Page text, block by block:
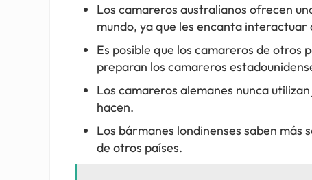
Los camareros australianos ofrecen
mundo, ya que les encanta interactuar
Es posible que los camareros de otros
preparan los camareros
Los camareros alemanes nunca
hacen.
Los bármanes londinenses saben más
de otros países.